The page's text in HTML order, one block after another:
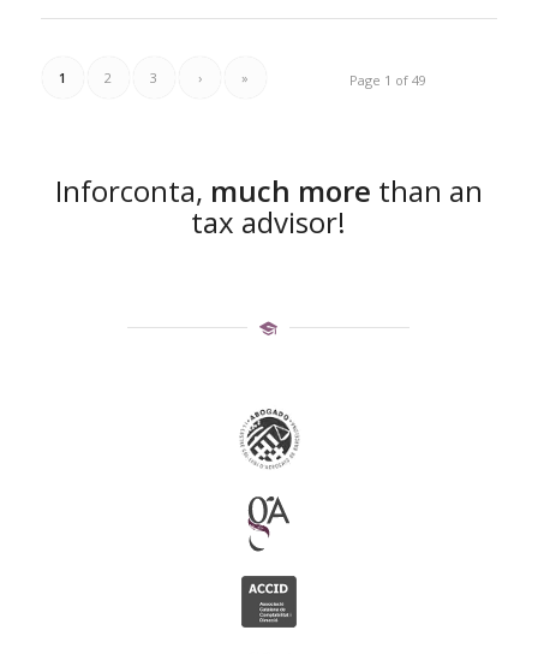
Page 1 of 49
1 2 3 › »
Inforconta, much more than an
tax advisor!